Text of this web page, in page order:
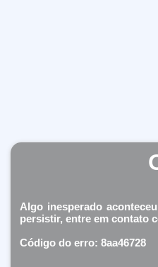
Algo inesperado
persistir, entre em contato
Código do erro: 8aa46728